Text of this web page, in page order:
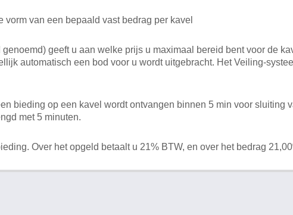
van een bepaald vast bedrag per kavel
geeft u aan welke prijs u maximaal bereid bent voor de
automatisch een bod voor u wordt uitgebracht. Het Veiling-
bieding op een kavel wordt ontvangen binnen 5 min voor sluiting
met 5 minuten.
Over het opgeld betaalt u 21% BTW, en over het bedrag